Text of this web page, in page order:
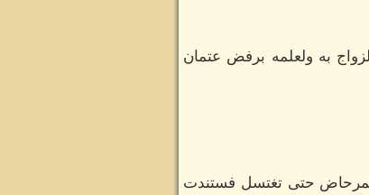
به ولعلمه برفض عتمان
للمرحاض حتى تغتسل فستندت